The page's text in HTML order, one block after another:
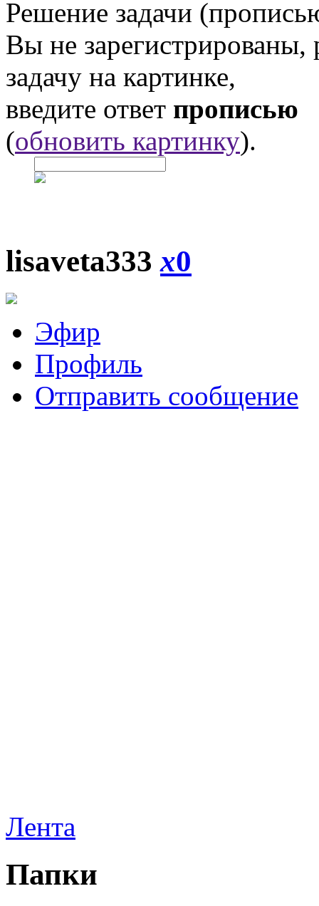
Решение задачи
Вы не
задачу на картинке,
введите ответ прописью
(обновить картинку).
lisaveta333x0
Эфир
Профиль
Отправить сообщение
Лента
Папки